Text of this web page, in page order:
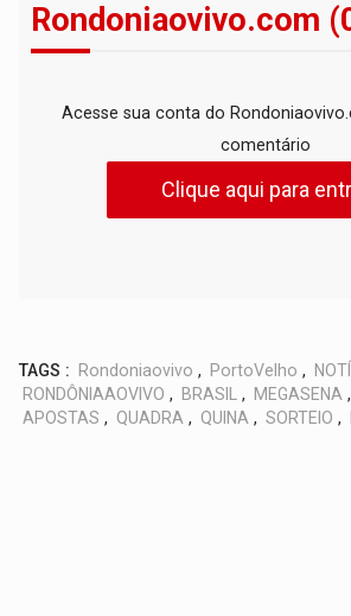
Rondoniaovivo.com
Acesse sua conta do
comentário
Clique aqui para
TAGS : Rondoniaovivo , PortoVelho ,
RONDÔNIAAOVIVO , BRASIL , MEGASENA ,
APOSTAS , QUADRA , QUINA , SORTEIO ,